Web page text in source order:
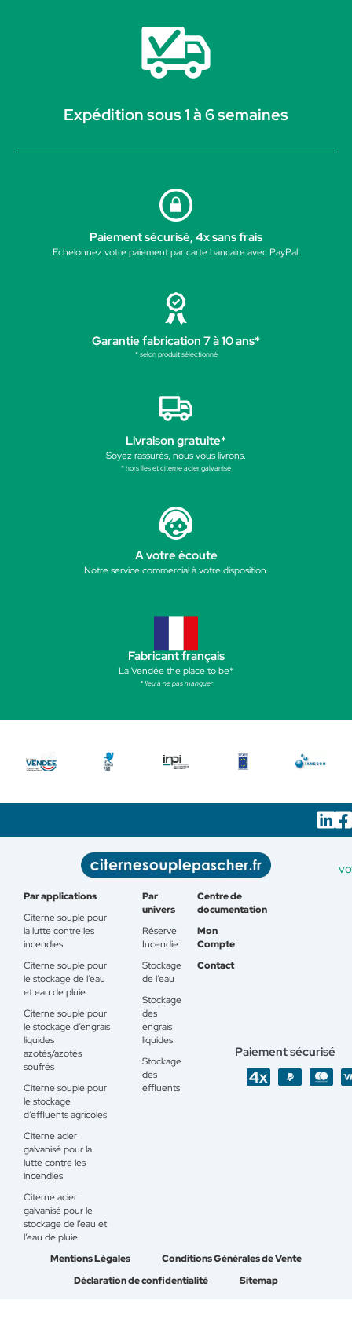
Expédition sous 1 à 6 semaines
Paiement sécurisé, 4x sans frais
Echelonnez votre paiement par carte bancaire avec PayPal.
Garantie fabrication 7 à 10 ans*
* selon produit sélectionné
Livraison gratuite*
Soyez rassurés, nous vous livrons.
* hors îles et citerne acier galvanisé
A votre écoute
Notre service commercial à votre disposition.
Fabricant français
La Vendée the place to be*
* lieu à ne pas manquer
Par applications
Citerne souple pour
la lutte contre les
incendies
Citerne souple pour
le stockage de l’eau
et eau de pluie
Citerne souple pour
le stockage d’engrais
liquides
azotés/azotés
soufrés
Citerne souple pour
le stockage
d’effluents agricoles
Citerne acier
galvanisé pour la
lutte contre les
incendies
Citerne acier
galvanisé pour le
stockage de l’eau et
l’eau de pluie
Par
univers
Réserve
Incendie
Stockage
de l’eau
Stockage
des
engrais
liquides
Stockage
des
effluents
Centre de
documentation
Mon
Compte
Contact
Paiement sécurisé
Mentions Légales
Conditions Générales de Vente
Déclaration de confidentialité
Sitemap